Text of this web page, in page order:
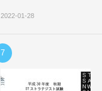
2022-01-28
7